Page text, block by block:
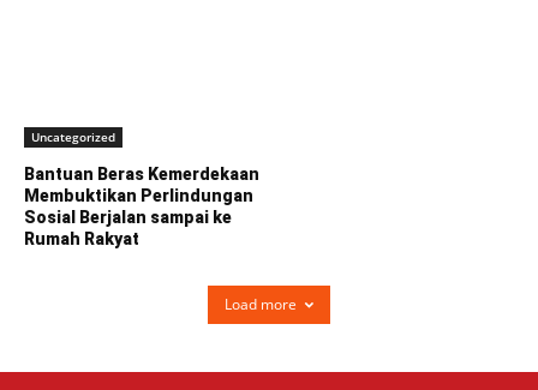
Uncategorized
Bantuan Beras Kemerdekaan
Membuktikan Perlindungan
Sosial Berjalan sampai ke
Rumah Rakyat
Load more